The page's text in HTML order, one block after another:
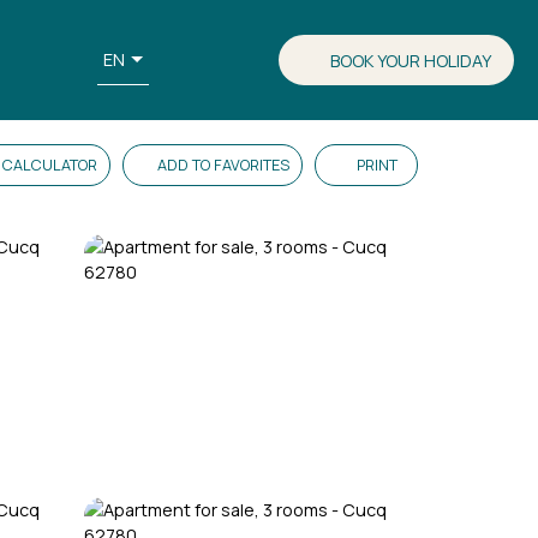
EN BOOK YOUR HOLIDAY
CALCULATOR ADD TO FAVORITES PRINT